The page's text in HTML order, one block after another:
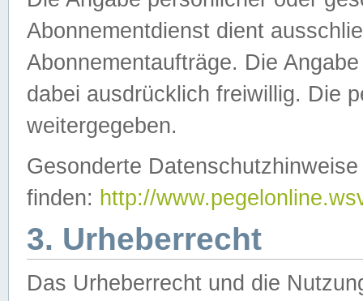
Abonnementdienst dient
Abonnementaufträge. Die
dabei ausdrücklich freiwillig. Die
weitergegeben.
Gesonderte
finden: http://
3. Urheberrecht
Das Urheberrecht und die